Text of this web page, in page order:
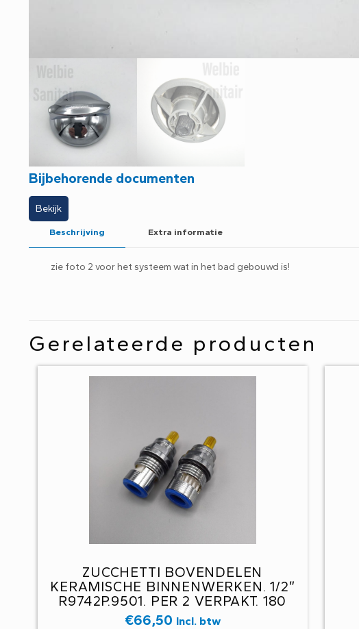
Bijbehorende documenten
Bekijk
Beschrijving Extra informatie
zie foto 2 voor het systeem wat in het bad gebouwd is!
Gerelateerde producten
ZUCCHETTI BOVENDELEN
KERAMISCHE BINNENWERKEN. 1/2″
R9742P.9501. PER 2 VERPAKT. 180
GRADEN RECHTS SLUITEND. -B5E-
€66,50 Incl. btw